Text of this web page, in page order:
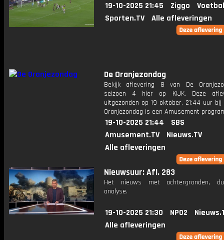
19-10-2025 21:45 Ziggo
Sporten.TV
Alle afleveringen
De Oranjezondag
Bekijk aflevering 8 van De
seizoen 4 hier op KIJK. Deze
uitgezonden op 19 oktober, 21:44 uur bij
Oranjezondag is een Amusement
19-10-2025 21:44
SBS
Amusement.TV
Nieuws.TV
Alle afleveringen
Nieuwsuur: Afl. 283
Het nieuws met achtergronden,
analyse.
19-10-2025 21:30 NPO2
Alle afleveringen